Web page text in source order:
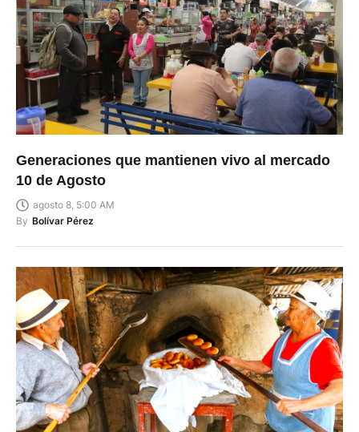
Generaciones que mantienen vivo al mercado
10 de Agosto
agosto 8, 5:00 AM
By Bolívar Pérez